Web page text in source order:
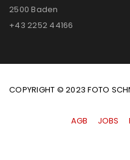
2500 Baden
+43 2252 44166
COPYRIGHT © 2023 FOTO
AGB JOBS